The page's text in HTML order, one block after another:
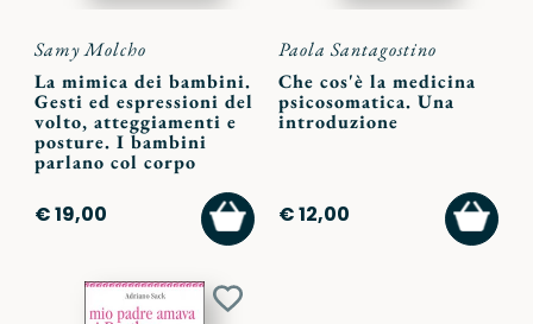
Samy Molcho
La mimica dei bambini.
Gesti ed espressioni del
volto, atteggiamenti e
posture. I bambini
parlano col corpo
€ 19,00
AGGIUNGI
AL
CARRELLO
Paola Santagostino
Che cos'è la medicina
psicosomatica. Una
introduzione
€ 12,00
AL
Aggiungi